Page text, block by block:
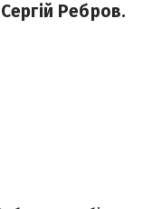
Ребров.